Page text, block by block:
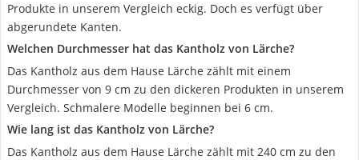
Produkte in unserem Vergleich eckig. Doch es verfügt über
abgerundete Kanten.
Welchen Durchmesser hat das Kantholz von Lärche?
Das Kantholz aus dem Hause Lärche zählt mit einem
Durchmesser von 9 cm zu den dickeren Produkten in unserem
Vergleich. Schmalere Modelle beginnen bei 6 cm.
Wie lang ist das Kantholz von Lärche?
Das Kantholz aus dem Hause Lärche zählt mit 240 cm zu den